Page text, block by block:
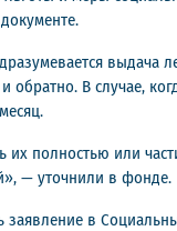
выдача
обратно. В случае,
полностью или
— уточнили в фонде.
в